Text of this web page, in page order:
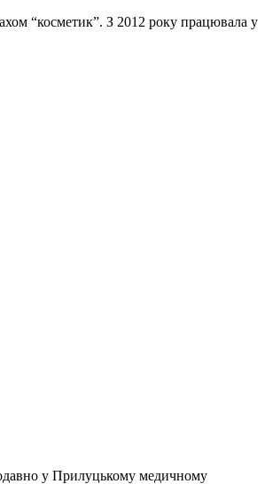
“косметик”. З 2012 року працювала у
у Прилуцькому медичному